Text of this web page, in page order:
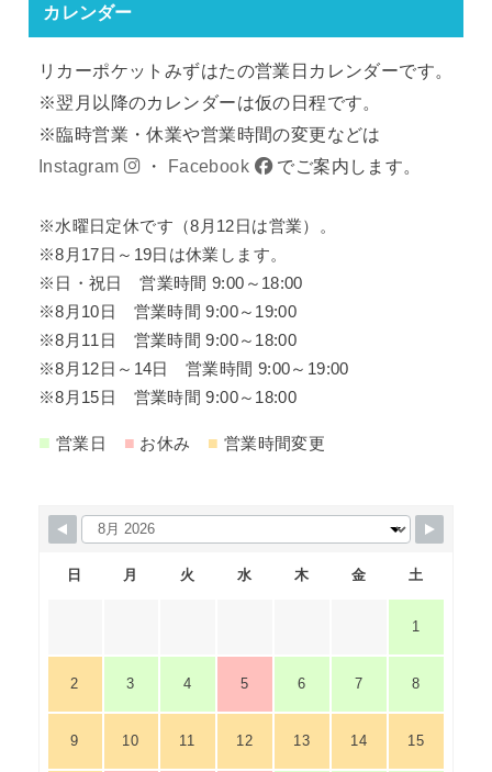
カレンダー
リカーポケットみずはたの営業日カレンダーです。
※翌月以降のカレンダーは仮の日程です。
※臨時営業・休業や営業時間の変更などは
Instagram
・ Facebook でご案内します。
※水曜日定休です（8月12日は営業）。
※8月17日～19日は休業します。
※日・祝日 営業時間 9:00～18:00
※8月10日 営業時間 9:00～19:00
※8月11日 営業時間 9:00～18:00
※8月12日～14日 営業時間 9:00～19:00
※8月15日 営業時間 9:00～18:00
■ 営業日 ■ お休み ■ 営業時間変更
日 月 火 水 木 金 土
1
2 3 4 5 6 7 8
9 10 11 12 13 14 15